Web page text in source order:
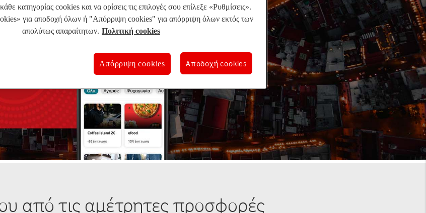
από τις αμέτρητες προσφορές
κατηγορίας cookies και να ορίσεις τις επιλογές σου επίλεξε «Ρυθμίσεις».
για αποδοχή όλων ή "Απόρριψη cookies" για απόρριψη όλων εκτός των
απολύτως απαραίτητων. Πολιτική cookies
Απόρριψη cookies Αποδοχή cookies